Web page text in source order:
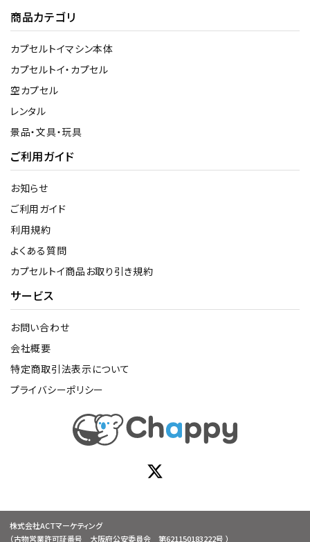
商品カテゴリ
カプセルトイマシン本体
カプセルトイ・カプセル
空カプセル
レンタル
景品・文具・玩具
ご利用ガイド
お知らせ
ご利用ガイド
利用規約
よくある質問
カプセルトイ商品お取り引き規約
サービス
お問い合わせ
会社概要
特定商取引法表示について
プライバシーポリシー
株式会社ACTマーケティング
（古物営業許可証番号 大阪府公安委員会 第621150183222号 ）